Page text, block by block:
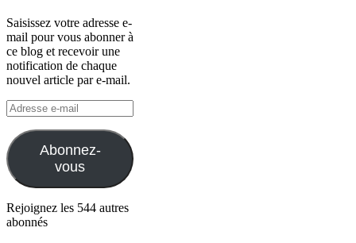
Saisissez votre adresse e-
mail pour vous abonner à
ce blog et recevoir une
notification de chaque
nouvel article par e-mail.
Adresse
e-
mail
Abonnez-
vous
Rejoignez les 544 autres
abonnés